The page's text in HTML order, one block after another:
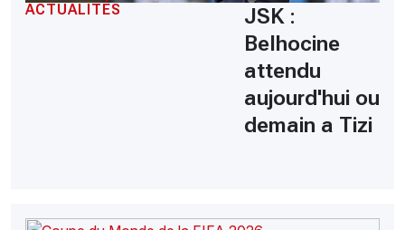
ACTUALITÉS
JSK :
Belhocine
attendu
aujourd'hui ou
demain a Tizi